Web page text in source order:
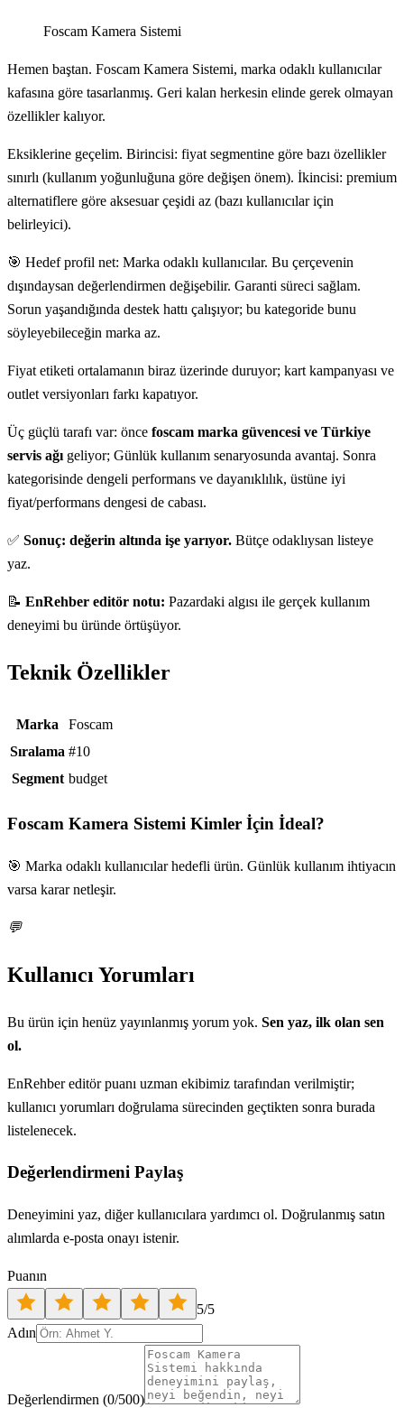
Foscam Kamera Sistemi
Hemen baştan. Foscam Kamera Sistemi, marka odaklı kullanıcılar
kafasına göre tasarlanmış. Geri kalan herkesin elinde gerek olmayan
özellikler kalıyor.
Eksiklerine geçelim. Birincisi: fiyat segmentine göre bazı özellikler
sınırlı (kullanım yoğunluğuna göre değişen önem). İkincisi: premium
alternatiflere göre aksesuar çeşidi az (bazı kullanıcılar için
belirleyici).
🎯 Hedef profil net: Marka odaklı kullanıcılar. Bu çerçevenin
dışındaysan değerlendirmen değişebilir. Garanti süreci sağlam.
Sorun yaşandığında destek hattı çalışıyor; bu kategoride bunu
söyleyebileceğin marka az.
Fiyat etiketi ortalamanın biraz üzerinde duruyor; kart kampanyası ve
outlet versiyonları farkı kapatıyor.
Üç güçlü tarafı var: önce foscam marka güvencesi ve Türkiye
servis ağıgeliyor; Günlük kullanım senaryosunda avantaj. Sonra
kategorisinde dengeli performans ve dayanıklılık, üstüne iyi
fiyat/performans dengesi de cabası.
✅ Sonuç: değerin altında işe yarıyor. Bütçe odaklıysan listeye
yaz.
📝 EnRehber editör notu: Pazardaki algısı ile gerçek kullanım
deneyimi bu üründe örtüşüyor.
Teknik Özellikler
Teknik özellikler
Marka
Foscam
Sıralama #10
Segment budget
Foscam Kamera Sistemi Kimler İçin İdeal?
🎯 Marka odaklı kullanıcılar hedefli ürün. Günlük kullanım ihtiyacın
varsa karar netleşir.
💬
Kullanıcı Yorumları
Bu ürün için henüz yayınlanmış yorum yok. Sen yaz, ilk olan sen
ol.
EnRehber editör puanı uzman ekibimiz tarafından verilmiştir;
kullanıcı yorumları doğrulama sürecinden geçtikten sonra burada
listelenecek.
Değerlendirmeni Paylaş
Deneyimini yaz, diğer kullanıcılara yardımcı ol. Doğrulanmış satın
alımlarda e-posta onayı istenir.
Puanın
5/5
Adın
Değerlendirmen (0/500)